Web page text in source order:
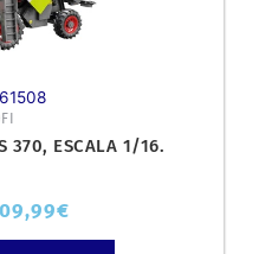
370, ESCALA 1/16.
€